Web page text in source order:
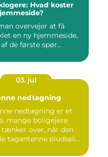
Hvad koster
overvejer at få
en ny hjemmeside,
de første spør...
03. jul
nedtagning
nedtagning er et
mange boligejere
over, når den
tagantenne pludseli...